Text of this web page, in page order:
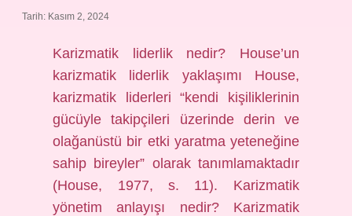
Tarih: Kasım 2, 2024
Karizmatik liderlik nedir? House’un
karizmatik liderlik yaklaşımı House,
karizmatik liderleri “kendi kişiliklerinin
gücüyle takipçileri üzerinde derin ve
olağanüstü bir etki yaratma yeteneğine
sahip bireyler” olarak tanımlamaktadır
(House, 1977, s. 11). Karizmatik
yönetim anlayışı nedir? Karizmatik